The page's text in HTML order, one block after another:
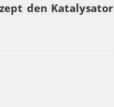
den Katalysator